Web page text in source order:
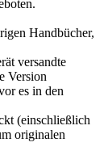
Handbücher,
versandte
Version
es in den
(einschließlich
originalen